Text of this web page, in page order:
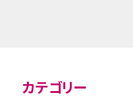
カテゴリー